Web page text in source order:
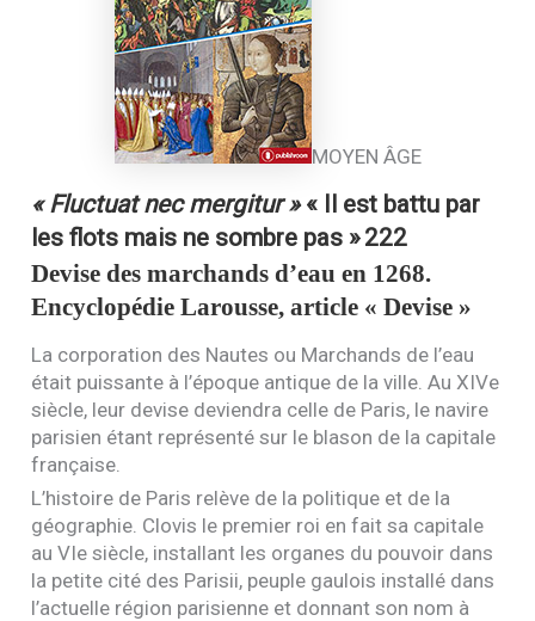
MOYEN ÂGE
« Fluctuat nec mergitur »« Il est battu par
les flots mais ne sombre pas »222
Devise des marchands d’eau en 1268.
Encyclopédie Larousse, article « Devise »
La corporation des Nautes ou Marchands de l’eau
était puissante à l’époque antique de la ville. Au XIVe
siècle, leur devise deviendra celle de Paris, le navire
parisien étant représenté sur le blason de la capitale
française.
L’histoire de Paris relève de la politique et de la
géographie. Clovis le premier roi en fait sa capitale
auVIe siècle, installant les organes du pouvoir dans
la petite cité des Parisii, peuple gaulois installé dans
l’actuelle région parisienne et donnant son nom à